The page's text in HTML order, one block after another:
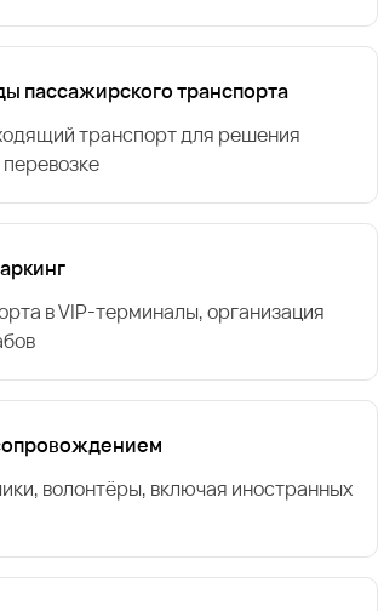
пассажирского транспорта
транспорт для решения
в VIP-терминалы, организация
волонтёры, включая иностранных